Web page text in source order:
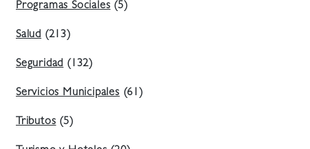
Programas Sociales(5)
Salud (213)
Seguridad(132)
Servicios Municipales(61)
Tributos(5)